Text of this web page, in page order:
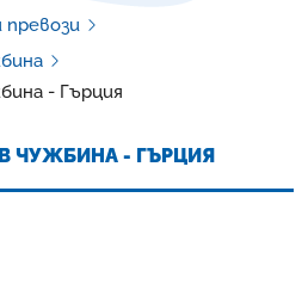
- Гърция
ЧУЖБИНА - ГЪРЦИЯ